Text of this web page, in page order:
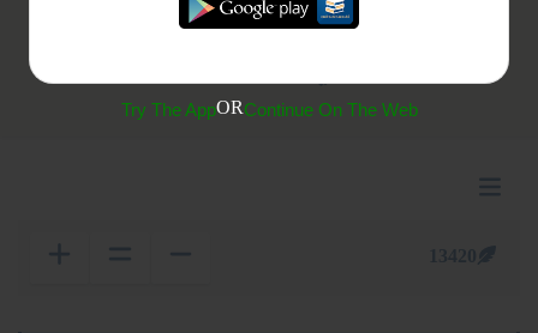
سفر میں نماز قصر کا مسئلہ
Try The AppORContinue On The Web